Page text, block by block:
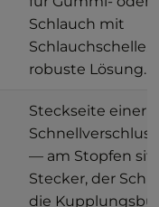
Schlauch mit
Schlauchschelle.
robuste Lösung.
Steckseite einer
— am Stopfen
Stecker, der
die